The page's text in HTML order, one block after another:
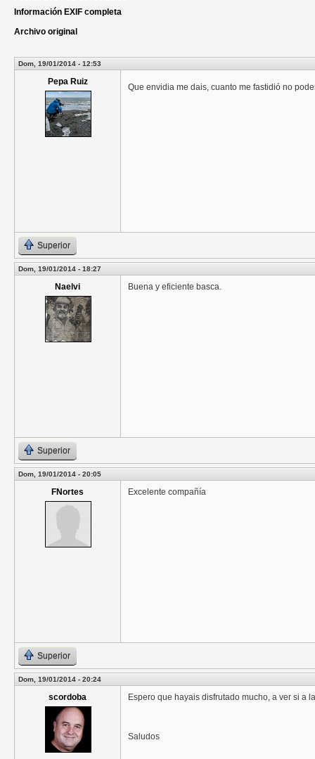
Información EXIF completa
Archivo original
Dom, 19/01/2014 - 12:53
Pepa Ruiz
Que envidia me dais, cuanto me fastidió no
Superior
Dom, 19/01/2014 - 18:27
Naelvi Buena y eficiente basca.
Superior
Dom, 19/01/2014 - 20:05
FNortes Excelente compañía
Superior
Dom, 19/01/2014 - 20:24
scordoba Espero que hayais disfrutado mucho, a ver si a
Saludos